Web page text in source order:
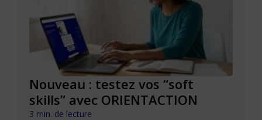
Nouveau : testez vos “soft
skills” avec ORIENTACTION
3 min. de lecture